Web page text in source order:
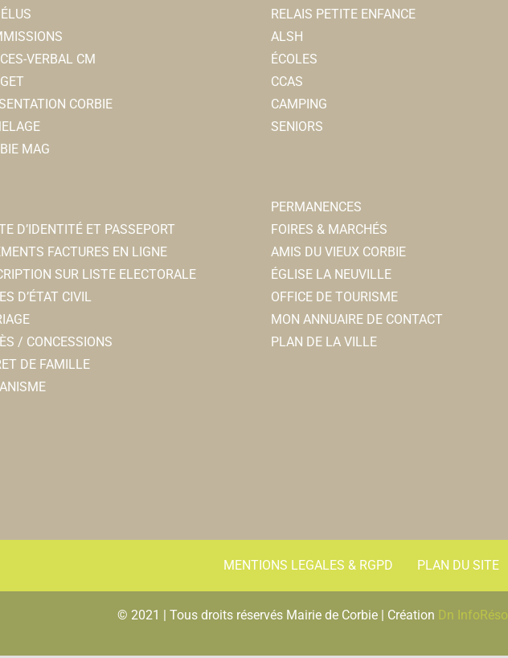
VERBAL CM
CORBIE
MAG
D’IDENTITÉ ET PASSEPORT
FACTURES EN LIGNE
SUR LISTE ELECTORALE
D’ÉTAT CIVIL
/ CONCESSIONS
DE FAMILLE
RELAIS PETITE ENFANCE
ALSH
ÉCOLES
CCAS
CAMPING
SENIORS
PERMANENCES
FOIRES & MARCHÉS
AMIS DU VIEUX CORBIE
ÉGLISE LA NEUVILLE
OFFICE DE TOURISME
MON ANNUAIRE DE CONTACT
PLAN DE LA VILLE
MENTIONS LEGALES & RGPD PLAN DU SITE
© 2021 | Tous droits réservés Mairie de Corbie | Création Dn InfoRéso